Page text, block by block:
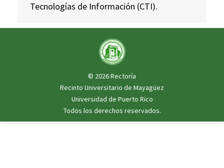
Tecnologías de Información (CTI).
© 2026Rectoría
Recinto Universitario de Mayagüez
Universidad de Puerto Rico
Todos los derechos reservados.